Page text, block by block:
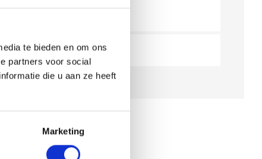
te bieden en om ons
partners voor social
die u aan ze heeft
Marketing
Modeljaar 2026